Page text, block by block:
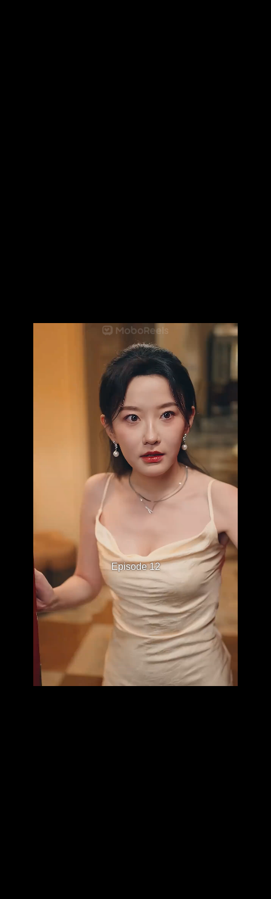
Episode 12